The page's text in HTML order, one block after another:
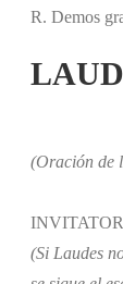
R. Demos
(Oración de
(Si Laudes